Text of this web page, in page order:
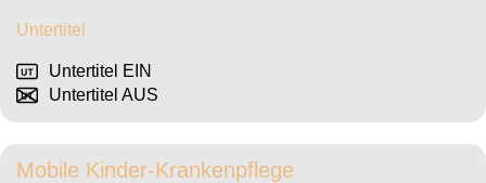
Mobile Kinder-Krankenpflege
Untertitel
Untertitel EIN
Untertitel AUS